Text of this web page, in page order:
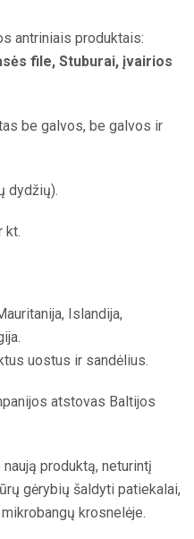
antriniais produktais:
file, Stuburai, įvairios
be galvos, be galvos ir
dydžių).
kt.
Islandija,
uostus ir sandėlius.
atstovas Baltijos
produktą, neturintį
gėrybių šaldyti patiekalai,
krosnelėje.